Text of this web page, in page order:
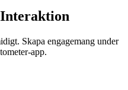
Skapa engagemang under
app.